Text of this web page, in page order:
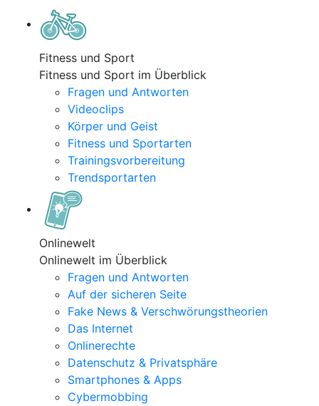
Fitness und Sport
Fitness und Sport im Überblick
Fragen und Antworten
Videoclips
Körper und Geist
Fitness und Sportarten
Trainingsvorbereitung
Trendsportarten
Onlinewelt
Onlinewelt im Überblick
Fragen und Antworten
Auf der sicheren Seite
Fake News & Verschwörungstheorien
Das Internet
Onlinerechte
Datenschutz & Privatsphäre
Smartphones & Apps
Cybermobbing